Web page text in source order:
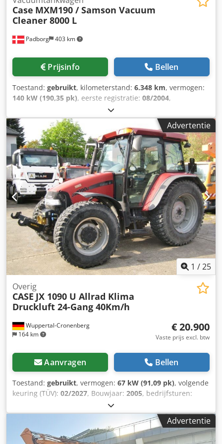
Padborg 403 km
Case MXM190 / Samson Vacuum
Cleaner 8000 L
Prijsinfo Bellen
Toestand: gebruikt, kilometerstand: 6.348 km, vermogen:
140 kW (190,35 pk), eerste registratie: 08/2004,
, Bouwjaar:
Model: MXM190 / Samson Vacuümwagen 8000 L Bouwjaar:
2004 Staat: Goed Serienummer: ACM231045 Ref. nr.: 8084
Reg. datum: Vermogen: 190 pk Urenstand: 6348
Versnellingsbak: Volautomatische powershift 19+6
Dieseltank: 1 Dcodeynq Dbjpfx Abhsk Tankinhoud: 400 L
Radio: ? Luchtgeveerde stoel: ? Schijfrem: Natrem
Bandenmaat: 600/65R25 + 650/75R38 - 520/70R34 Profiel %
over: 60% 90% - 40% Gereedschapskist: ? Hydraulisch
systeem: ? Fabrikant vat: Samson Tankinhoud: 8000 L
Hogedrukpomp: 2 x HPP Hogedrukcapaciteit: 122 l/min -
130 bar Vacuümpomp: Samson Afstandsbediening: ?
Advertentie
1 /25
Wuppertal-Cronenberg
164 km
Overig
CASE JX 1090 U Allrad Klima
Druckluft 24-Gang 40Km/h
€ 20.900
Vaste prijs excl. btw
Aanvragen Bellen
Toestand: gebruikt, vermogen: 67 kW (91,09 pk), volgende
keuring (TÜV): 02/2027, Bouwjaar: 2005, bedrijfsturen:
airconditioning, cabine,
vierwielaandrijving, Duitse trekker, tot voor kort in gebruik.
Dcodpfxoy Ean Ss Abhok 2e eigenaar, beide keren in
handen van een overheidsparkbeheer van 2005 tot 2017
Advertentie